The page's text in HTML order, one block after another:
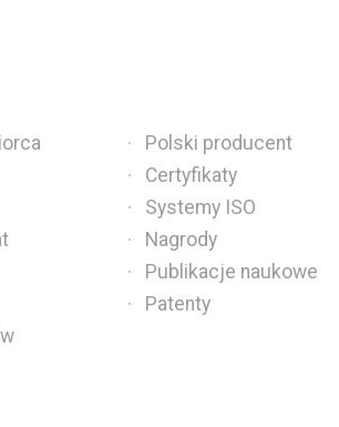
Polski producent
Certyfikaty
Systemy ISO
Nagrody
Publikacje naukowe
Patenty